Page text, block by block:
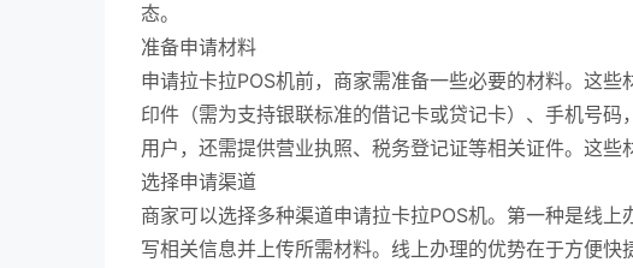
态。
准备申请材料
申请拉卡拉POS机前，商家需准备一些必要的材料。这
印件（需为支持银联标准的借记卡或贷记卡）、手机号
用户，还需提供营业执照、税务登记证等相关证件。这些
选择申请渠道
商家可以选择多种渠道申请拉卡拉POS机。第一种是线
写相关信息并上传所需材料。线上办理的优势在于方便